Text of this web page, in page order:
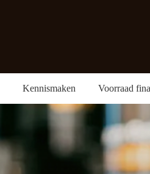
Kennismaken Voorraad